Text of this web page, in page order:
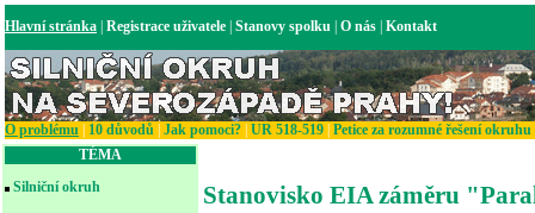
Hlavní stránka Registrace uživatele Stanovy spolku O nás Kontakt
O problému 10 důvodů Jak pomoci? UR 518-519 Petice za rozumné řešení
TÉMA
Silniční okruh
Stanovisko EIA záměru